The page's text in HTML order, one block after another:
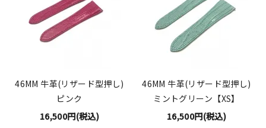
46MM 牛革(リザード型押し)
ピンク
16,500円(税込)
46MM 牛革(リザード型押し)
ミントグリーン【XS】
16,500円(税込)